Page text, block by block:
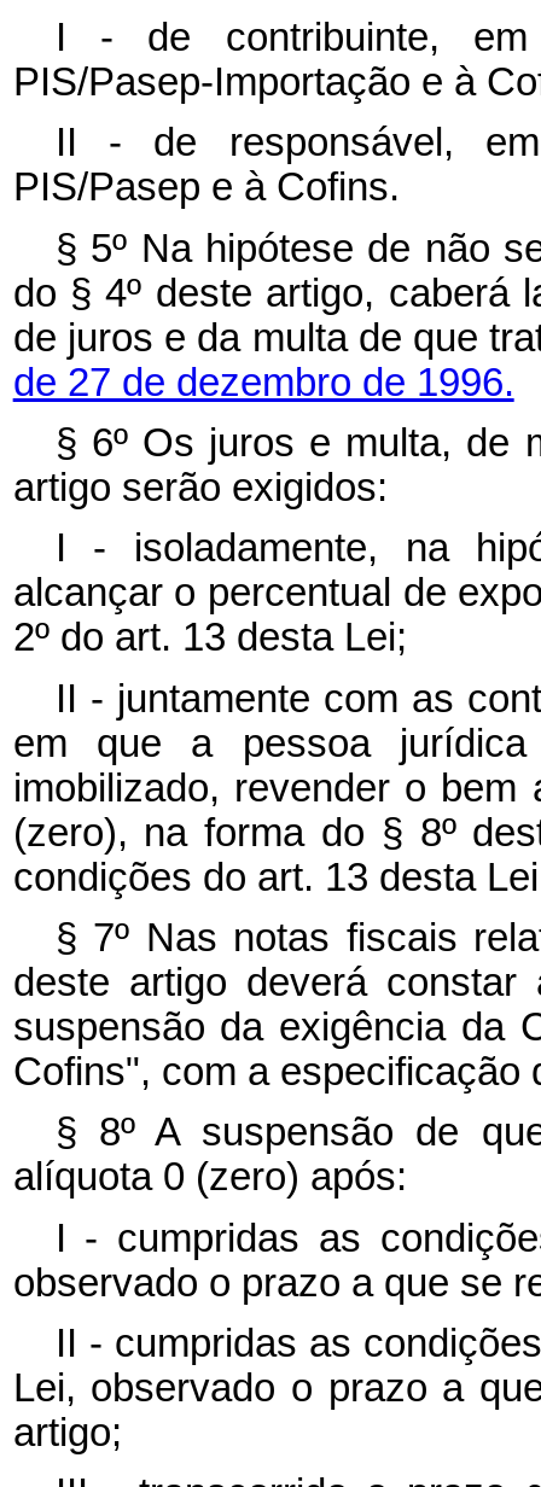
I - de contribuinte,
PIS/Pasep-Importação e à
II - de responsável,
PIS/Pasep e à Cofins.
§ 5º Na hipótese de não
do § 4º deste artigo, caberá
de juros e da multa de que
de 27 de dezembro de 1996.
§ 6º Os juros e multa, de
artigo serão exigidos:
I - isoladamente, na
alcançar o percentual de
2º do art. 13 desta Lei;
II - juntamente com as
em que a pessoa
imobilizado, revender o
(zero), na forma do § 8º
condições do art. 13 desta
§ 7º Nas notas fiscais
deste artigo deverá constar
suspensão da exigência da
Cofins", com a especificação
§ 8º A suspensão de
alíquota 0 (zero) após:
I - cumpridas as
observado o prazo a que se
II - cumpridas as
Lei, observado o prazo a
artigo;